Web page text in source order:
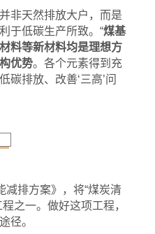
非天然排放大户，而是
于低碳生产所致。“煤基
料等新材料均是理想方
优势。各个元素得到充
碳排放、改善‘三高’问
减排方案》，将“煤炭清
之一。做好这项工程，
径。